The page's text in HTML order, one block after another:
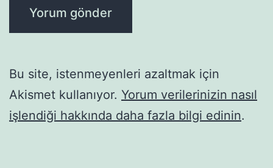
Bu site, istenmeyenleri azaltmak için
Akismet kullanıyor. Yorum verilerinizin nasıl
işlendiği hakkında daha fazla bilgi edinin.